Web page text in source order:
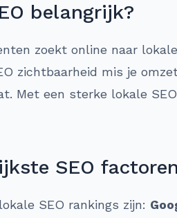
belangrijk?
zoekt online naar
zichtbaarheid mis je
Met een sterke lokale
SEO
SEO rankings zijn: